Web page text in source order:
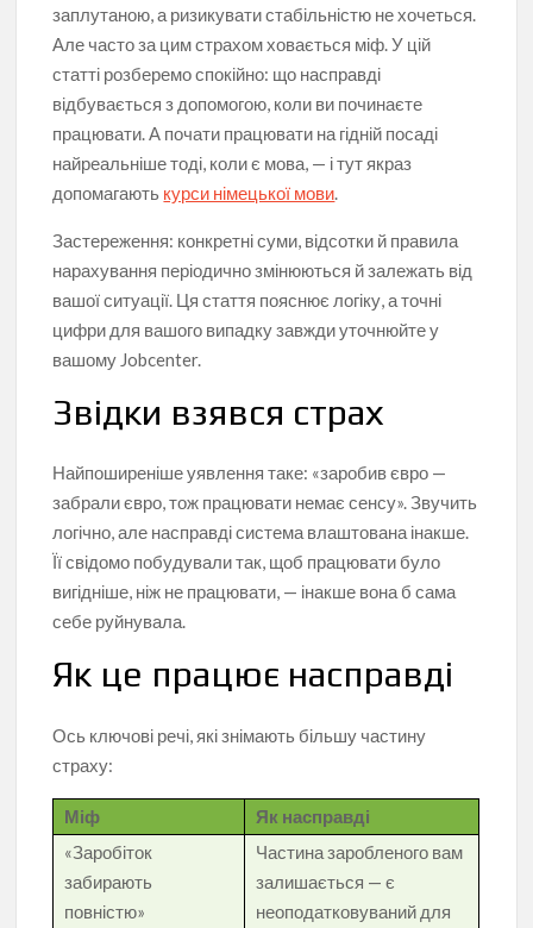
заплутаною, а ризикувати стабільністю не хочеться.
Але часто за цим страхом ховається міф. У цій
статті розберемо спокійно: що насправді
відбувається з допомогою, коли ви починаєте
працювати. А почати працювати на гідній посаді
найреальніше тоді, коли є мова, — і тут якраз
допомагають курси німецької мови.
Застереження: конкретні суми, відсотки й правила
нарахування періодично змінюються й залежать від
вашої ситуації. Ця стаття пояснює логіку, а точні
цифри для вашого випадку завжди уточнюйте у
вашому Jobcenter.
Звідки взявся страх
Найпоширеніше уявлення таке: «заробив євро —
забрали євро, тож працювати немає сенсу». Звучить
логічно, але насправді система влаштована інакше.
Її свідомо побудували так, щоб працювати було
вигідніше, ніж не працювати, — інакше вона б сама
себе руйнувала.
Як це працює насправді
Ось ключові речі, які знімають більшу частину
страху:
Міф
Як насправді
«Заробіток
забирають
повністю»
Частина заробленого вам
залишається — є
неоподатковуваний для